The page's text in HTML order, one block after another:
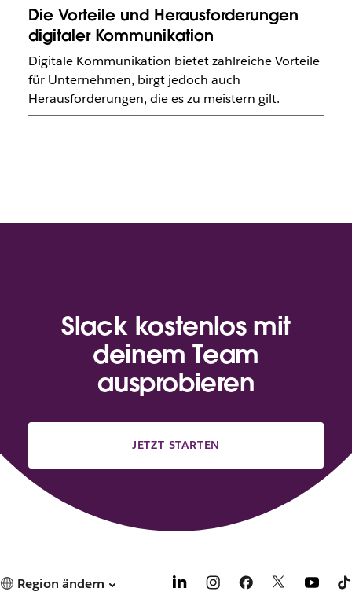
Die Vorteile und Herausforderungen
digitaler Kommunikation
Digitale Kommunikation bietet zahlreiche Vorteile
für Unternehmen, birgt jedoch auch
Herausforderungen, die es zu meistern gilt.
Slack kostenlos mit
deinem Team
ausprobieren
JETZT STARTEN
Region ändern